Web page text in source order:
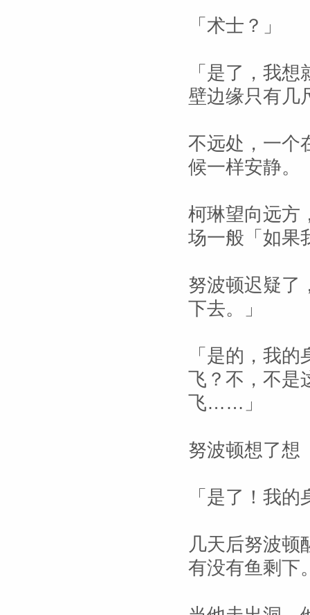
「术士？」
「是了，我
壁边缘只有几
不远处，一个
候一样安静。
柯琳望向远方
场一般「如果
努波顿迟疑了
下去。」
「是的，我
飞？不，不是
飞……」
努波顿想了想
「是了！我
几天后努波顿
有没有鱼剩下